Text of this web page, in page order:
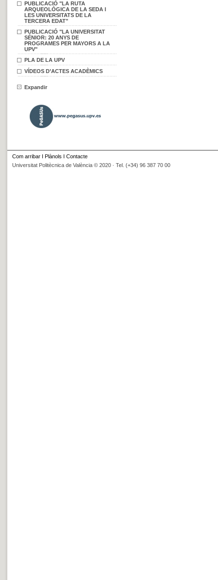
PUBLICACIÓ "LA RUTA
ARQUEOLÒGICA DE LA SEDA I
LES UNIVERSITATS DE LA
TERCERA EDAT"
PUBLICACIÓ "LA UNIVERSITAT
SÉNIOR: 20 ANYS DE
PROGRAMES PER MAYORS A LA
UPV"
PLA DE LA UPV
VÍDEOS D’ACTES ACADÈMICS
Expandir
Com arribar I Plànols I Contacte
Universitat Politècnica de València © 2020 · Tel. (+34) 96 387 70 00